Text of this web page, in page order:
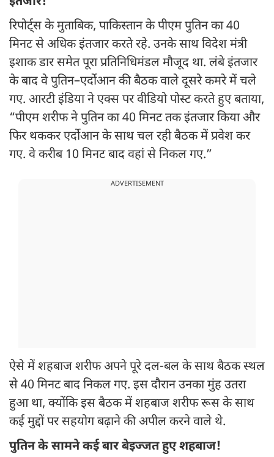
रिपोर्ट्स के मुताबिक, पाकिस्तान के पीएम पुतिन का 40
मिनट से अधिक इंतजार करते रहे. उनके साथ विदेश मंत्री
इशाक डार समेत पूरा प्रतिनिधिमंडल मौजूद था. लंबे इंतजार
के बाद वे पुतिन–एर्दोआन की बैठक वाले दूसरे कमरे में चले
गए. आरटी इंडिया ने एक्स पर वीडियो पोस्ट करते हुए बताया,
“पीएम शरीफ ने पुतिन का 40 मिनट तक इंतजार किया और
फिर थककर एर्दोआन के साथ चल रही बैठक में प्रवेश कर
गए. वे करीब 10 मिनट बाद वहां से निकल गए.”
ADVERTISEMENT
ऐसे में शहबाज शरीफ अपने पूरे दल-बल के साथ बैठक स्थल
से 40 मिनट बाद निकल गए. इस दौरान उनका मुंह उतरा
हुआ था, क्योंकि इस बैठक में शहबाज शरीफ रूस के साथ
कई मुद्दों पर सहयोग बढ़ाने की अपील करने वाले थे.
पुतिन के सामने कई बार बेइज्जत हुए शहबाज!